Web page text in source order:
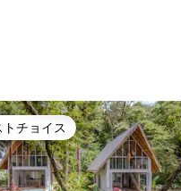
のゲストチョイスです。
トチョイス